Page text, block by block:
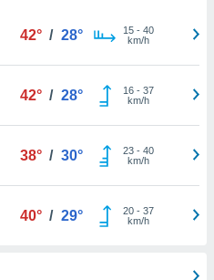
42° / 28° 15- 40
km/h
42° / 28° 16- 37
km/h
38° / 30° 23- 40
km/h
40° / 29° 20- 37
km/h